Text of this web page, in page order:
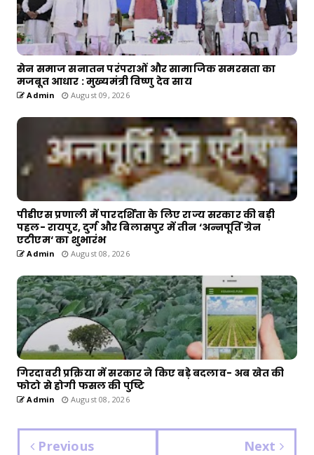
सेन समाज सनातन परंपराओं और सामाजिक समरसता का
मजबूत आधार : मुख्यमंत्री विष्णु देव साय
Admin August 09, 2026
पीडीएस प्रणाली में पारदर्शिता के लिए राज्य सरकार की बड़ी
पहल- रायपुर, दुर्ग और बिलासपुर में तीन ‘अन्नपूर्ति ग्रेन
एटीएम‘ का शुभारंभ
Admin August 08, 2026
गिरदावरी प्रक्रिया में सरकार ने किए बड़े बदलाव- अब खेत की
फोटो से होगी फसल की पुष्टि
Admin August 08, 2026
Previous Next